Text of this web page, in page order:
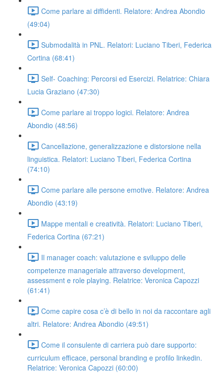
Come parlare ai diffidenti. Relatore: Andrea Abondio
(49:04)
Submodalità in PNL. Relatori: Luciano Tiberi, Federica
Cortina (68:41)
Self- Coaching: Percorsi ed Esercizi. Relatrice: Chiara
Lucia Graziano (47:30)
Come parlare ai troppo logici. Relatore: Andrea
Abondio (48:56)
Cancellazione, generalizzazione e distorsione nella
linguistica. Relatori: Luciano Tiberi, Federica Cortina
(74:10)
Come parlare alle persone emotive. Relatore: Andrea
Abondio (43:19)
Mappe mentali e creatività. Relatori: Luciano Tiberi,
Federica Cortina (67:21)
Il manager coach: valutazione e sviluppo delle
competenze manageriale attraverso development,
assessment e role playing. Relatrice: Veronica Capozzi
(61:41)
Come capire cosa c’è di bello in noi da raccontare agli
altri. Relatore: Andrea Abondio (49:51)
Come il consulente di carriera può dare supporto:
curriculum efficace, personal branding e profilo linkedin.
Relatrice: Veronica Capozzi (60:00)